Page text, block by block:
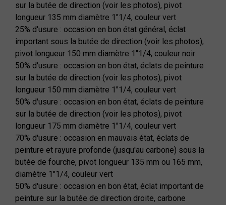
sur la butée de direction (voir les photos), pivot
longueur 135 mm diamètre 1"1/4, couleur vert
25% d'usure : occasion en bon état général, éclat
important sous la butée de direction (voir les photos),
pivot longueur 150 mm diamètre 1"1/4, couleur noir
50% d'usure : occasion en bon état, éclats de peinture
sur la butée de direction (voir les photos), pivot
longueur 150 mm diamètre 1"1/4, couleur vert
50% d'usure : occasion en bon état, éclats de peinture
sur la butée de direction (voir les photos), pivot
longueur 175 mm diamètre 1"1/4, couleur vert
70% d'usure : occasion en mauvais état, éclats de
peinture et rayure profonde (jusqu'au carbone) sous la
butée de fourche, pivot longueur 135 mm ou 165 mm,
diamètre 1"1/4, couleur vert
50% d'usure : occasion en bon état, éclat important de
peinture sur la butée de direction droite, carbone